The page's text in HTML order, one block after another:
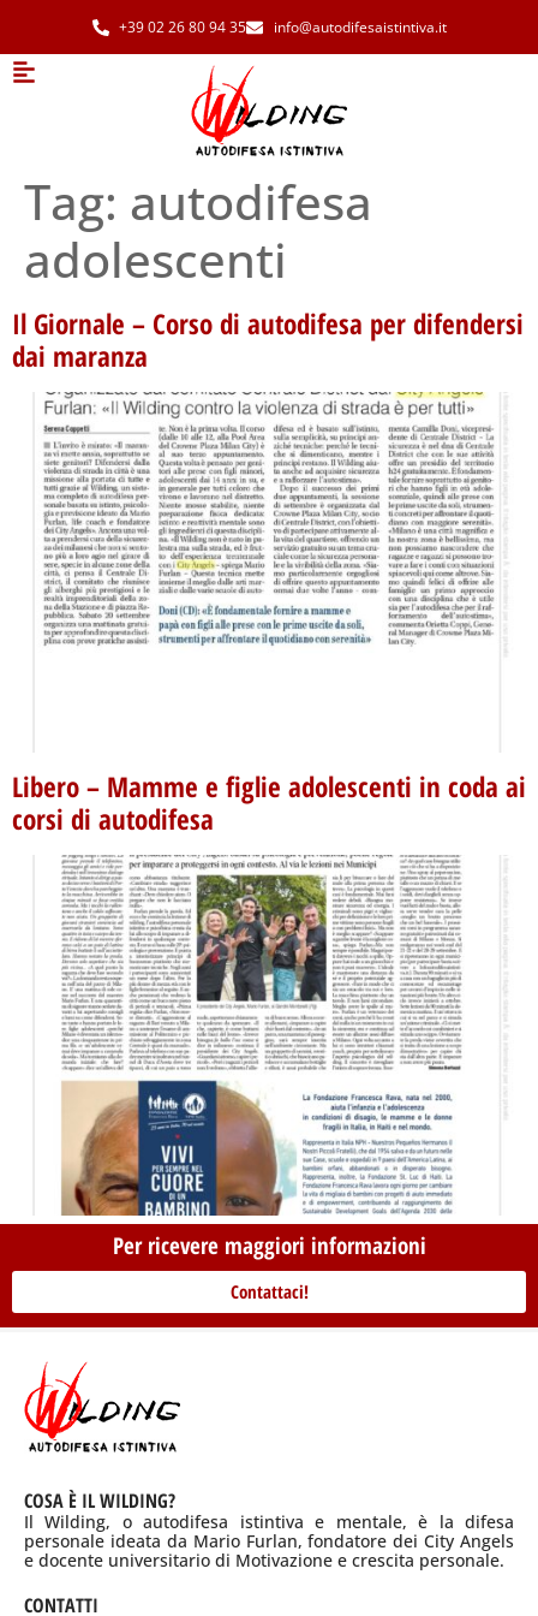
+39 02 26 80 94 35 info@autodifesaistintiva.it
Tag: autodifesa
adolescenti
Il Giornale – Corso di autodifesa per difendersi
dai maranza
Libero – Mamme e figlie adolescenti in coda ai
corsi di autodifesa
Per ricevere maggiori informazioni
Contattaci!
COSA È IL WILDING?
Il Wilding, o autodifesa istintiva e mentale, è la difesa
personale ideata da Mario Furlan, fondatore dei City Angels
e docente universitario di Motivazione e crescita personale.
CONTATTI